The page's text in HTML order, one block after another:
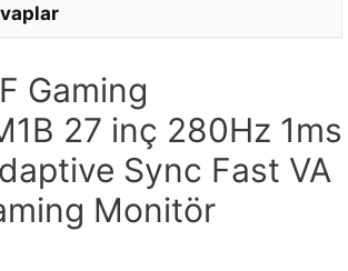
Gaming
27 inç 280Hz 1ms
Sync Fast VA
Monitör